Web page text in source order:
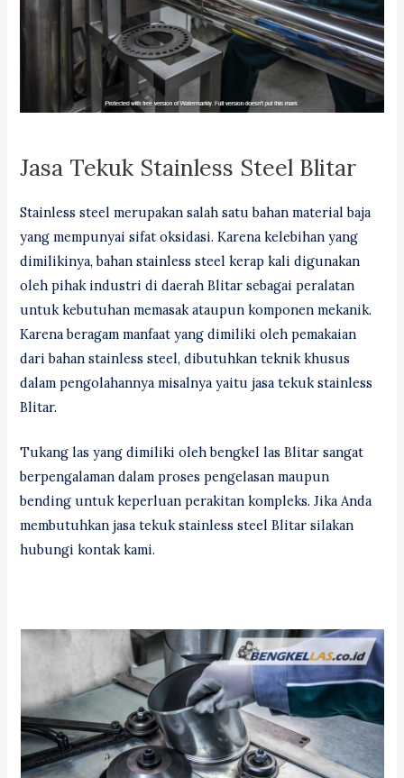
Jasa Tekuk Stainless Steel Blitar
Stainless steel merupakan salah satu bahan material baja
yang mempunyai sifat oksidasi. Karena kelebihan yang
dimilikinya, bahan stainless steel kerap kali digunakan
oleh pihak industri di daerah Blitar sebagai peralatan
untuk kebutuhan memasak ataupun komponen mekanik.
Karena beragam manfaat yang dimiliki oleh pemakaian
dari bahan stainless steel, dibutuhkan teknik khusus
dalam pengolahannya misalnya yaitu jasa tekuk stainless
Blitar.
Tukang las yang dimiliki oleh bengkel las Blitar sangat
berpengalaman dalam proses pengelasan maupun
bending untuk keperluan perakitan kompleks. Jika Anda
membutuhkan jasa tekuk stainless steel Blitar silakan
hubungi kontak kami.